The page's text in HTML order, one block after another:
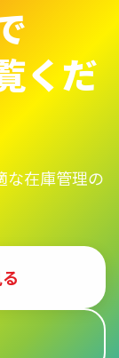
くだ
な在庫管理の